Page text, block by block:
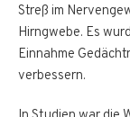
Streß im
Hirngwebe. Es
Einnahme
verbessern.